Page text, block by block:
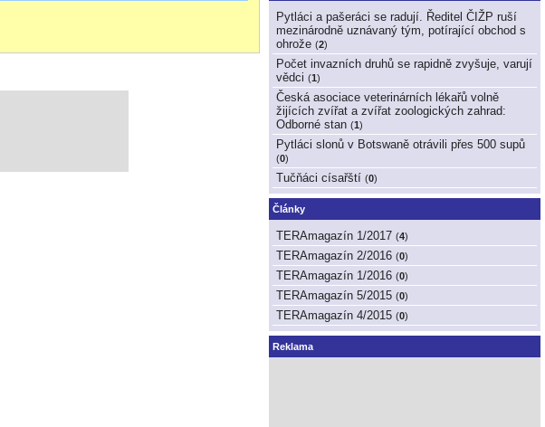
Pytláci a pašeráci se radují. Ředitel ČIŽP ruší
mezinárodně uznávaný tým, potírající obchod s
ohrože (2)
Počet invazních druhů se rapidně zvyšuje, varují
vědci (1)
Česká asociace veterinárních lékařů volně
žijících zvířat a zvířat zoologických zahrad:
Odborné stan (1)
Pytláci slonů v Botswaně otrávili přes 500 supů
(0)
Tučňáci císařští (0)
Články
TERAmagazín 1/2017 (4)
TERAmagazín 2/2016 (0)
TERAmagazín 1/2016 (0)
TERAmagazín 5/2015 (0)
TERAmagazín 4/2015 (0)
Reklama